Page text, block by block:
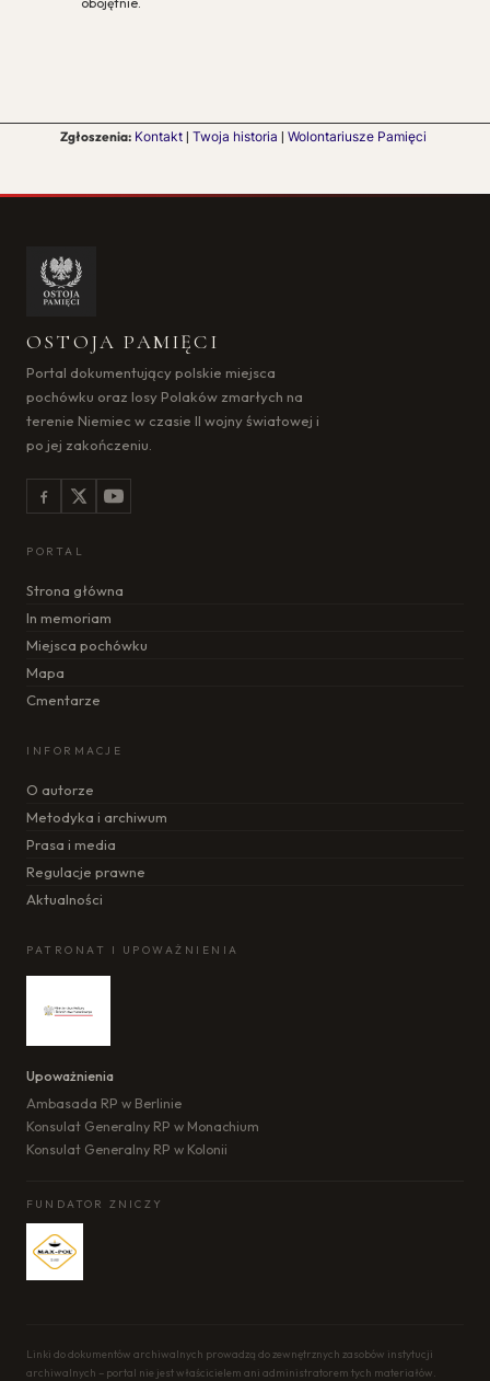
Zgłoszenia: Kontakt | Twoja historia | Wolontariusze Pamięci
OSTOJA PAMIĘCI
Portal dokumentujący polskie miejsca
pochówku oraz losy Polaków zmarłych na
terenie Niemiec w czasie II wojny światowej i
po jej zakończeniu.
PORTAL
Strona główna
In memoriam
Miejsca pochówku
Mapa
Cmentarze
INFORMACJE
O autorze
Metodyka i archiwum
Prasa i media
Regulacje prawne
Aktualności
PATRONAT I UPOWAŻNIENIA
Upoważnienia
Ambasada RP w Berlinie
Konsulat Generalny RP w Monachium
Konsulat Generalny RP w Kolonii
FUNDATOR ZNICZY
Linki do dokumentów archiwalnych prowadzą do zewnętrznych zasobów instytucji
archiwalnych – portal nie jest właścicielem ani administratorem tych materiałów.